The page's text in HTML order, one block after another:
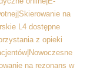
na
L4 dostępne
z opieki
na rezonans w